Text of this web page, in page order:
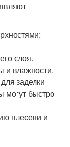
слоя.
и влажности.
заделки
могут быстро
плесени и